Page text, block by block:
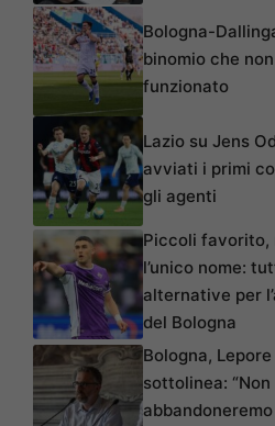
Bologna-
binomio che
funzionato
Lazio su Jens
avviati i primi
gli agenti
Piccoli favorito,
l’unico nome:
alternative per
del Bologna
Bologna, Lepore
sottolinea: “Non